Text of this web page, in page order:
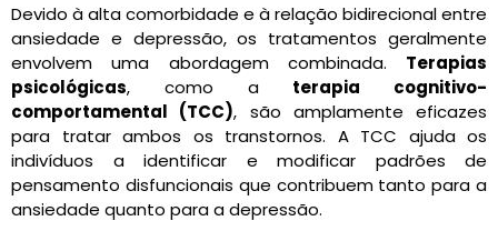
Devido à alta comorbidade e à relação bidirecional entre
ansiedade e depressão, os tratamentos geralmente
envolvem uma abordagem combinada. Terapias
psicológicas, como a terapia cognitivo-
comportamental (TCC), são amplamente eficazes
para tratar ambos os transtornos. A TCC ajuda os
indivíduos a identificar e modificar padrões de
pensamento disfuncionais que contribuem tanto para a
ansiedade quanto para a depressão.